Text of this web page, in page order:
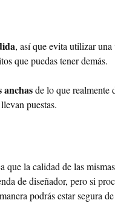
, así que evita utilizar
que puedas tener demás.
anchasde lo que realmente
puestas.
que la calidad de las
de diseñador, pero si
podrás estar segura